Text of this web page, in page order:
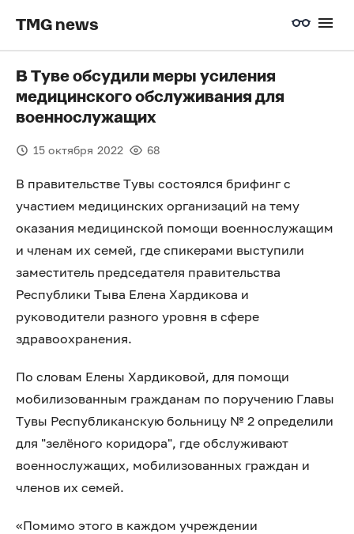
TMG news
В Туве обсудили меры усиления
медицинского обслуживания для
военнослужащих
15 октября 2022 68
В правительстве Тувы состоялся брифинг с
участием медицинских организаций на тему
оказания медицинской помощи военнослужащим
и членам их семей, где спикерами выступили
заместитель председателя правительства
Республики Тыва Елена Хардикова и
руководители разного уровня в сфере
здравоохранения.
По словам Елены Хардиковой, для помощи
мобилизованным гражданам по поручению Главы
Тувы Республиканскую больницу № 2 определили
для "зелёного коридора", где обслуживают
военнослужащих, мобилизованных граждан и
членов их семей.
«Помимо этого в каждом учреждении